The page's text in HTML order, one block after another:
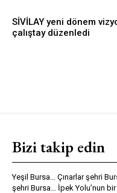
SİVİLAY yeni dönem
çalıştay düzenledi
Bizi takip edin
Yeşil Bursa… Çınarlar şehri
şehri Bursa… İpek Yolu’nun bir